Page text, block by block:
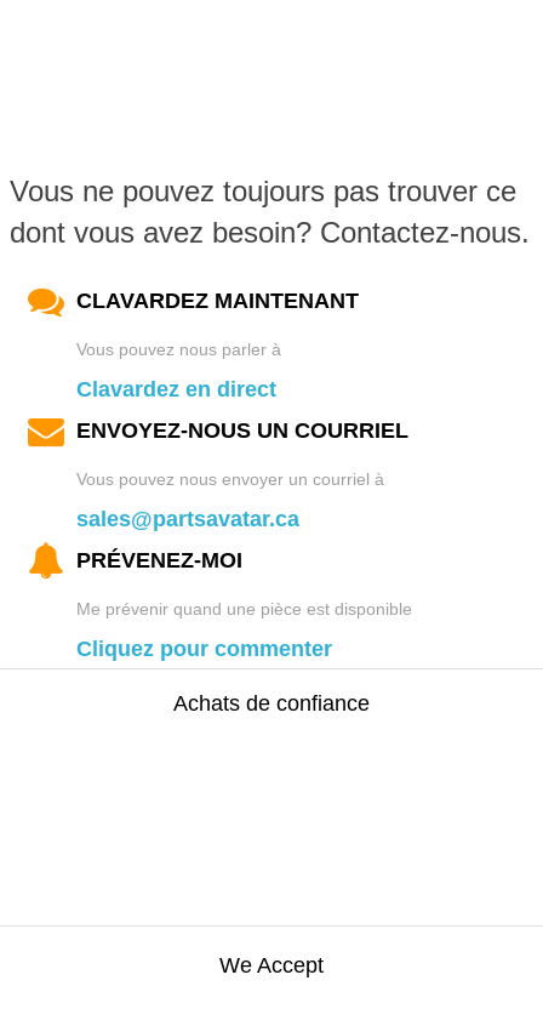
Vous ne pouvez toujours pas trouver ce
dont vous avez besoin? Contactez-nous.
CLAVARDEZ MAINTENANT
Vous pouvez nous parler à
Clavardez en direct
ENVOYEZ-NOUS UN COURRIEL
Vous pouvez nous envoyer un courriel à
sales@partsavatar.ca
PRÉVENEZ-MOI
Me prévenir quand une pièce est disponible
Cliquez pour commenter
Achats de confiance
We Accept